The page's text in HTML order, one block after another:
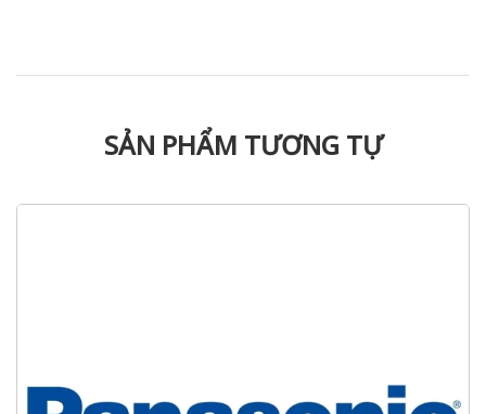
SẢN PHẨM TƯƠNG TỰ